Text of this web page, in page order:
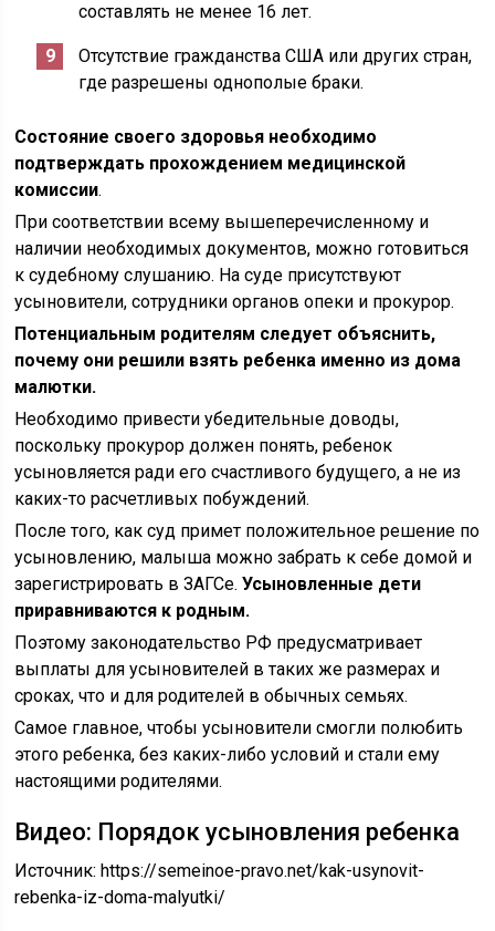
составлять не менее 16 лет.
Отсутствие гражданства США или других стран,
где разрешены однополые браки.
Состояние своего здоровья необходимо
подтверждать прохождением медицинской
комиссии.
При соответствии всему вышеперечисленному и
наличии необходимых документов, можно готовиться
к судебному слушанию. На суде присутствуют
усыновители, сотрудники органов опеки и прокурор.
Потенциальным родителям следует объяснить,
почему они решили взять ребенка именно из дома
малютки.
Необходимо привести убедительные доводы,
поскольку прокурор должен понять, ребенок
усыновляется ради его счастливого будущего, а не из
каких-то расчетливых побуждений.
После того, как суд примет положительное решение по
усыновлению, малыша можно забрать к себе домой и
зарегистрировать в ЗАГСе.Усыновленные дети
приравниваются к родным.
Поэтому законодательство РФ предусматривает
выплаты для усыновителей в таких же размерах и
сроках, что и для родителей в обычных семьях.
Самое главное, чтобы усыновители смогли полюбить
этого ребенка, без каких-либо условий и стали ему
настоящими родителями.
Видео: Порядок усыновления ребенка
Источник:https://semeinoe-pravo.net/kak-usynovit-
rebenka-iz-doma-malyutki/